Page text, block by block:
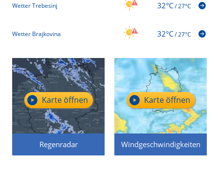
Wetter Trebesinj 32°C/27°C
Wetter Brajkovina 32°C/27°C
Regenradar
Karte öffnen
Windgeschwindigkeiten
Karte öffnen